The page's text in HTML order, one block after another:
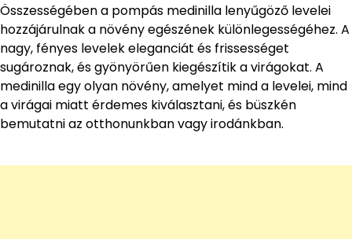
Összességében a pompás medinilla lenyűgöző levelei
hozzájárulnak a növény egészének különlegességéhez. A
nagy, fényes levelek eleganciát és frissességet
sugároznak, és gyönyörűen kiegészítik a virágokat. A
medinilla egy olyan növény, amelyet mind a levelei, mind
a virágai miatt érdemes kiválasztani, és büszkén
bemutatni az otthonunkban vagy irodánkban.